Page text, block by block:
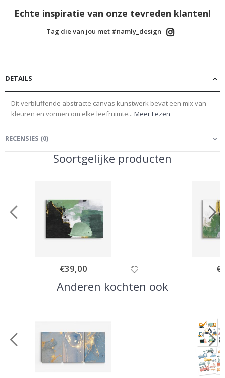
Echte inspiratie van onze tevreden klanten!
Tag die van jou met #namly_design
DETAILS
Dit verbluffende abstracte canvas kunstwerk bevat een mix van
kleuren en vormen om elke leefruimte... Meer Lezen
RECENSIES (0)
Soortgelijke producten
Special
Price
€39,00
Anderen kochten ook